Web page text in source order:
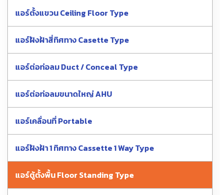
แอร์ตั้งแขวน Ceiling Floor Type
แอร์ฝังฝ้าสี่ทิศทาง Casette Type
แอร์ต่อท่อลม Duct / Conceal Type
แอร์ต่อท่อลมขนาดใหญ่ AHU
แอร์เคลื่อนที่ Portable
แอร์ฝังฝ้า 1 ทิศทาง Cassette 1 Way Type
แอร์ตู้ตั้งพื้น Floor Standing Type